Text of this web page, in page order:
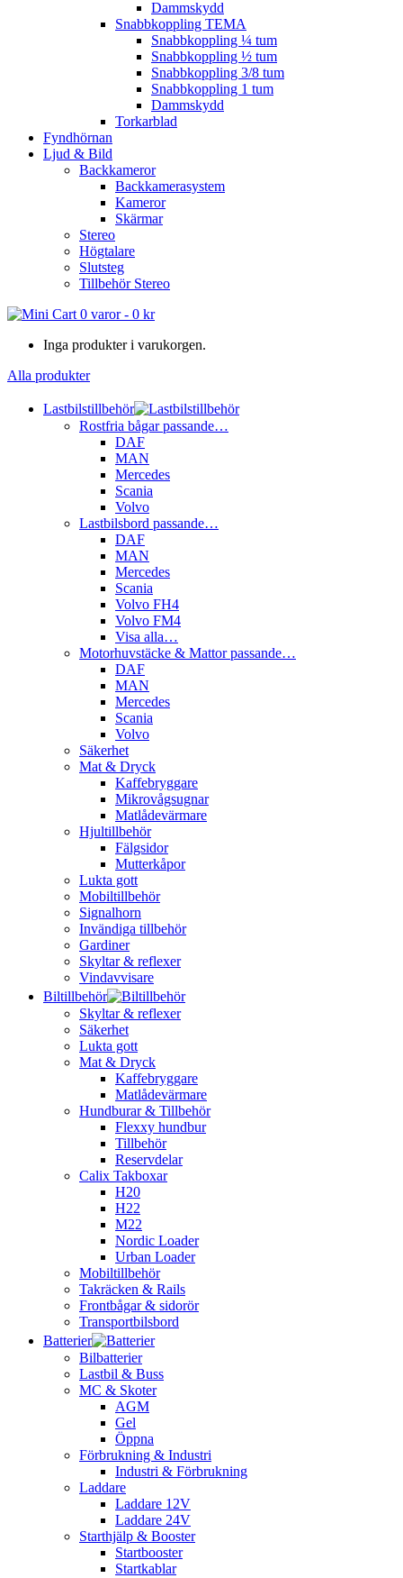
Dammskydd
Snabbkoppling TEMA
Snabbkoppling ¼ tum
Snabbkoppling ½ tum
Snabbkoppling 3/8 tum
Snabbkoppling 1 tum
Dammskydd
Torkarblad
Fyndhörnan
Ljud & Bild
Backkameror
Backkamerasystem
Kameror
Skärmar
Stereo
Högtalare
Slutsteg
Tillbehör Stereo
0 varor- 0 kr
Inga produkter i varukorgen.
Alla produkter
Lastbilstillbehör
Rostfria bågar passande…
DAF
MAN
Mercedes
Scania
Volvo
Lastbilsbord passande…
DAF
MAN
Mercedes
Scania
Volvo FH4
Volvo FM4
Visa alla…
Motorhuvstäcke & Mattor passande…
DAF
MAN
Mercedes
Scania
Volvo
Säkerhet
Mat & Dryck
Kaffebryggare
Mikrovågsugnar
Matlådevärmare
Hjultillbehör
Fälgsidor
Mutterkåpor
Lukta gott
Mobiltillbehör
Signalhorn
Invändiga tillbehör
Gardiner
Skyltar & reflexer
Vindavvisare
Biltillbehör
Skyltar & reflexer
Säkerhet
Lukta gott
Mat & Dryck
Kaffebryggare
Matlådevärmare
Hundburar & Tillbehör
Flexxy hundbur
Tillbehör
Reservdelar
Calix Takboxar
H20
H22
M22
Nordic Loader
Urban Loader
Mobiltillbehör
Takräcken & Rails
Frontbågar & sidorör
Transportbilsbord
Batterier
Bilbatterier
Lastbil & Buss
MC & Skoter
AGM
Gel
Öppna
Förbrukning & Industri
Industri & Förbrukning
Laddare
Laddare 12V
Laddare 24V
Starthjälp & Booster
Startbooster
Startkablar